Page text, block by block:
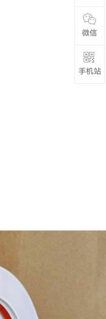
微信
手机站